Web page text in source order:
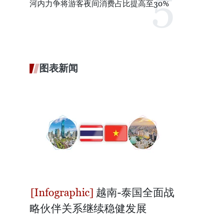
河内力争将游客夜间消费占比提高至30%
图表新闻
越南-泰国全面战
略伙伴关系继续稳健发展